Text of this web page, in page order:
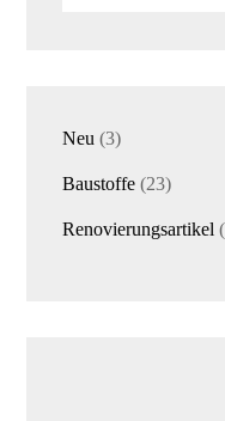
Neu 33
Baustoffe 2323
Renovierungsartikel